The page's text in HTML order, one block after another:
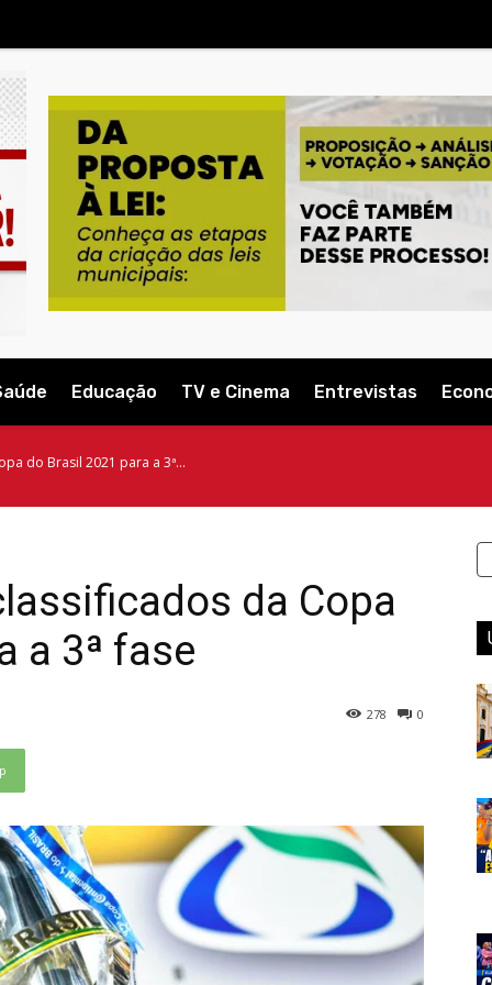
Educação TV e Cinema Entrevistas
do Brasil 2021 para a 3ª...
da Copa
a 3ª fase
0
278